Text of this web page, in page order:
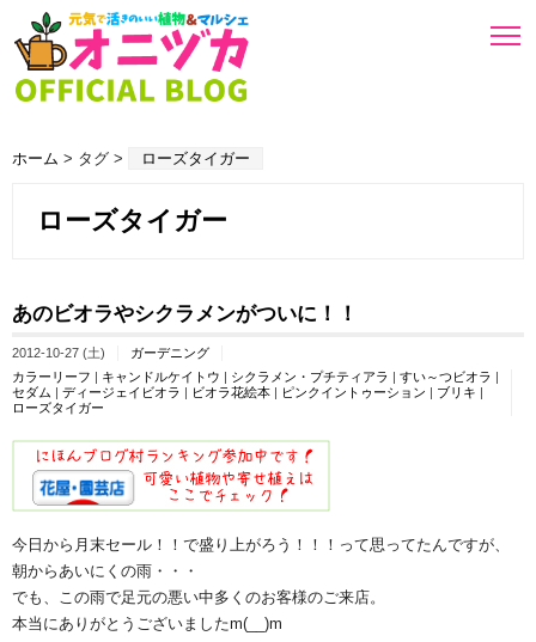
ホーム > タグ > ローズタイガー
ローズタイガー
あのビオラやシクラメンがついに！！
2012-10-27 (土)
ガーデニング
カラーリーフ | キャンドルケイトウ | シクラメン・プチティアラ | すい～つビオラ |
セダム | ディージェイビオラ | ビオラ花絵本 | ピンクイントゥーション | ブリキ |
ローズタイガー
今日から月末セール！！で盛り上がろう！！！って思ってたんですが、
朝からあいにくの雨・・・
でも、この雨で足元の悪い中多くのお客様のご来店。
本当にありがとうございましたm(__)m